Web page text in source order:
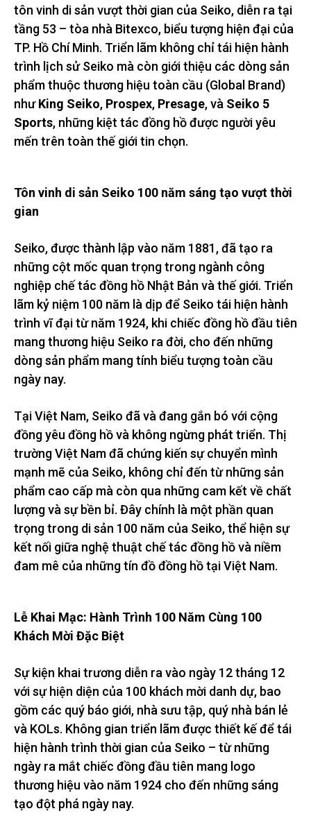
tôn vinh di sản vượt thời gian của Seiko, diễn ra tại
tầng 53 – tòa nhà Bitexco, biểu tượng hiện đại của
TP. Hồ Chí Minh. Triển lãm không chỉ tái hiện hành
trình lịch sử Seiko mà còn giới thiệu các dòng sản
phẩm thuộc thương hiệu toàn cầu (Global Brand)
nhưKing Seiko, Prospex, Presage, và Seiko 5
Sports, những kiệt tác đồng hồ được người yêu
mến trên toàn thế giới tin chọn.
Tôn vinh di sản Seiko 100 năm sáng tạo vượt thời
gian
Seiko, được thành lập vào năm 1881, đã tạo ra
những cột mốc quan trọng trong ngành công
nghiệp chế tác đồng hồ Nhật Bản và thế giới. Triển
lãm kỷ niệm 100 năm là dịp để Seiko tái hiện hành
trình vĩ đại từ năm 1924, khi chiếc đồng hồ đầu tiên
mang thương hiệu Seiko ra đời, cho đến những
dòng sản phẩm mang tính biểu tượng toàn cầu
ngày nay.
Tại Việt Nam, Seiko đã và đang gắn bó với cộng
đồng yêu đồng hồ và không ngừng phát triển. Thị
trường Việt Nam đã chứng kiến sự chuyển mình
mạnh mẽ của Seiko, không chỉ đến từ những sản
phẩm cao cấp mà còn qua những cam kết về chất
lượng và sự bền bỉ. Đây chính là một phần quan
trọng trong di sản 100 năm của Seiko, thể hiện sự
kết nối giữa nghệ thuật chế tác đồng hồ và niềm
đam mê của những tín đồ đồng hồ tại Việt Nam.
Lễ Khai Mạc: Hành Trình 100 Năm Cùng 100
Khách Mời Đặc Biệt
Sự kiện khai trương diễn ra vào ngày 12 tháng 12
với sự hiện diện của 100 khách mời danh dự, bao
gồm các quý báo giới, nhà sưu tập, quý nhà bán lẻ
và KOLs. Không gian triển lãm được thiết kế để tái
hiện hành trình thời gian của Seiko – từ những
ngày ra mắt chiếc đồng đầu tiên mang logo
thương hiệu vào năm 1924 cho đến những sáng
tạo đột phá ngày nay.